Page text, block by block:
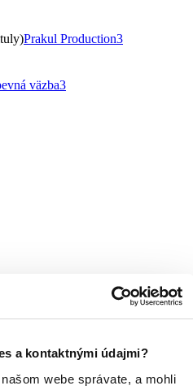
a kontaktnými údajmi?
webe správate, a mohli
Prakul Production3
väzba3